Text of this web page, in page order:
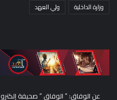
وزارة الداخلية
ولي العهد
عن الوفاق: ” الوفاق ” صحيفة